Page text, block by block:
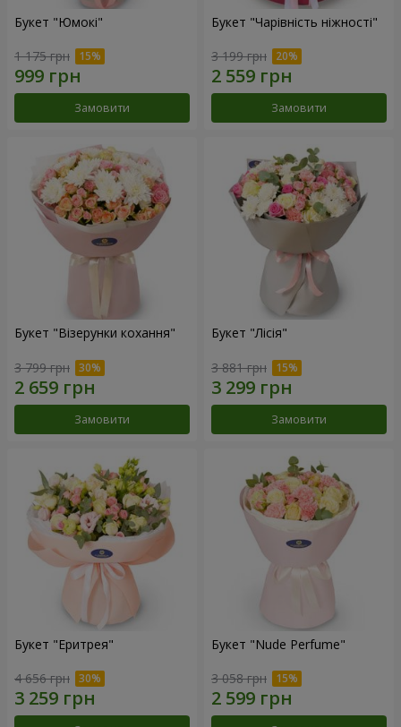
Букет "Юмокі"
1 175 грн
Замовити
Букет "Чарівність ніжності"
3 199 грн
Замовити
Букет "Візерунки кохання"
3 799 грн
Замовити
Букет "Лісія"
3 881 грн
Замовити
Букет "Еритрея"
4 656 грн
Букет "Nude Perfume"
3 058 грн